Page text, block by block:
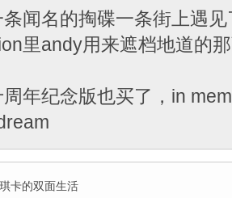
闻名的掏碟一条街上遇见
里andy用来遮档地道的
年纪念版也买了，in
卡的双面生活